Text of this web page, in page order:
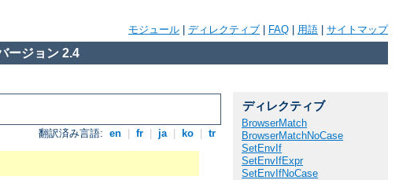
モジュール ディレクティブ FAQ 用語 サイトマップ
ージョン 2.4
翻訳済み言語: en fr ja ko tr
ディレクティブ
BrowserMatch
BrowserMatchNoCase
SetEnvIf
SetEnvIfExpr
SetEnvIfNoCase